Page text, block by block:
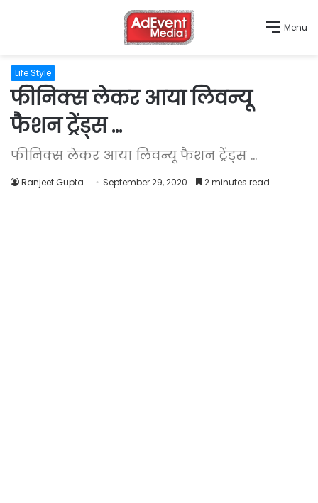
Menu
Life Style
फीनिक्स लेकर आया लिवन्यू
फैशन ट्रेंड्स …
फीनिक्स लेकर आया लिवन्यू फैशन ट्रेंड्स ...
Ranjeet Gupta September 29, 2020 2 minutes read